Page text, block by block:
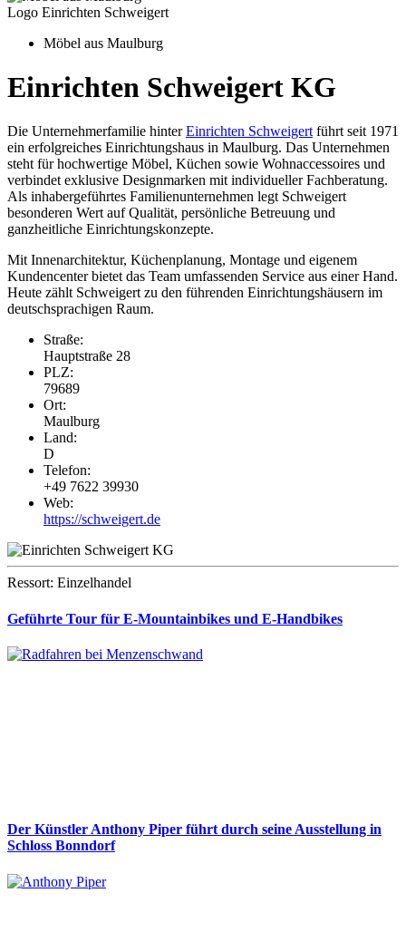
Logo Einrichten Schweigert
Möbel aus Maulburg
Einrichten Schweigert KG
Die Unternehmerfamilie hinterEinrichten Schweigertführt seit 1971
ein erfolgreiches Einrichtungshaus in Maulburg. Das Unternehmen
steht für hochwertige Möbel, Küchen sowie Wohnaccessoires und
verbindet exklusive Designmarken mit individueller Fachberatung.
Als inhabergeführtes Familienunternehmen legt Schweigert
besonderen Wert auf Qualität, persönliche Betreuung und
ganzheitliche Einrichtungskonzepte.
Mit Innenarchitektur, Küchenplanung, Montage und eigenem
Kundencenter bietet das Team umfassenden Service aus einer Hand.
Heute zählt Schweigert zu den führenden Einrichtungshäusern im
deutschsprachigen Raum.
Straße:
Hauptstraße 28
PLZ:
79689
Ort:
Maulburg
Land:
D
Telefon:
+49 7622 39930
Web:
https://schweigert.de
Ressort: Einzelhandel
Geführte Tour für E-Mountainbikes und E-Handbikes
Der Künstler Anthony Piper führt durch seine Ausstellung in
Schloss Bonndorf